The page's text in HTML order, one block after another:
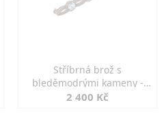
Stříbrná brož s
bleděmodrými kameny -
jemná elegance
2 400 Kč